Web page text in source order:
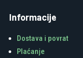
Informacije
Dostava i povrat
Plaćanje